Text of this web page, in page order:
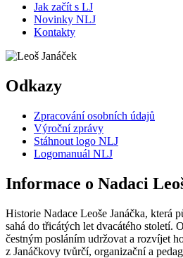
Jak začít s LJ
Novinky NLJ
Kontakty
Odkazy
Zpracování osobních údajů
Výroční zprávy
Stáhnout logo NLJ
Logomanuál NLJ
Informace o Nadaci
Historie Nadace Leoše Janáčka, která
sahá do třicátých let dvacátého století.
čestným posláním udržovat a rozvíjet
z Janáčkovy tvůrčí, organizační a